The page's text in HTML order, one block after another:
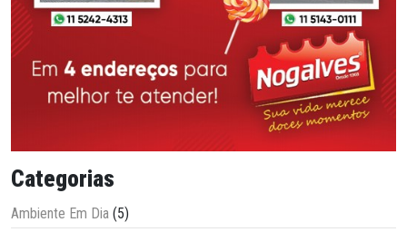
Categorias
Ambiente Em Dia (5)